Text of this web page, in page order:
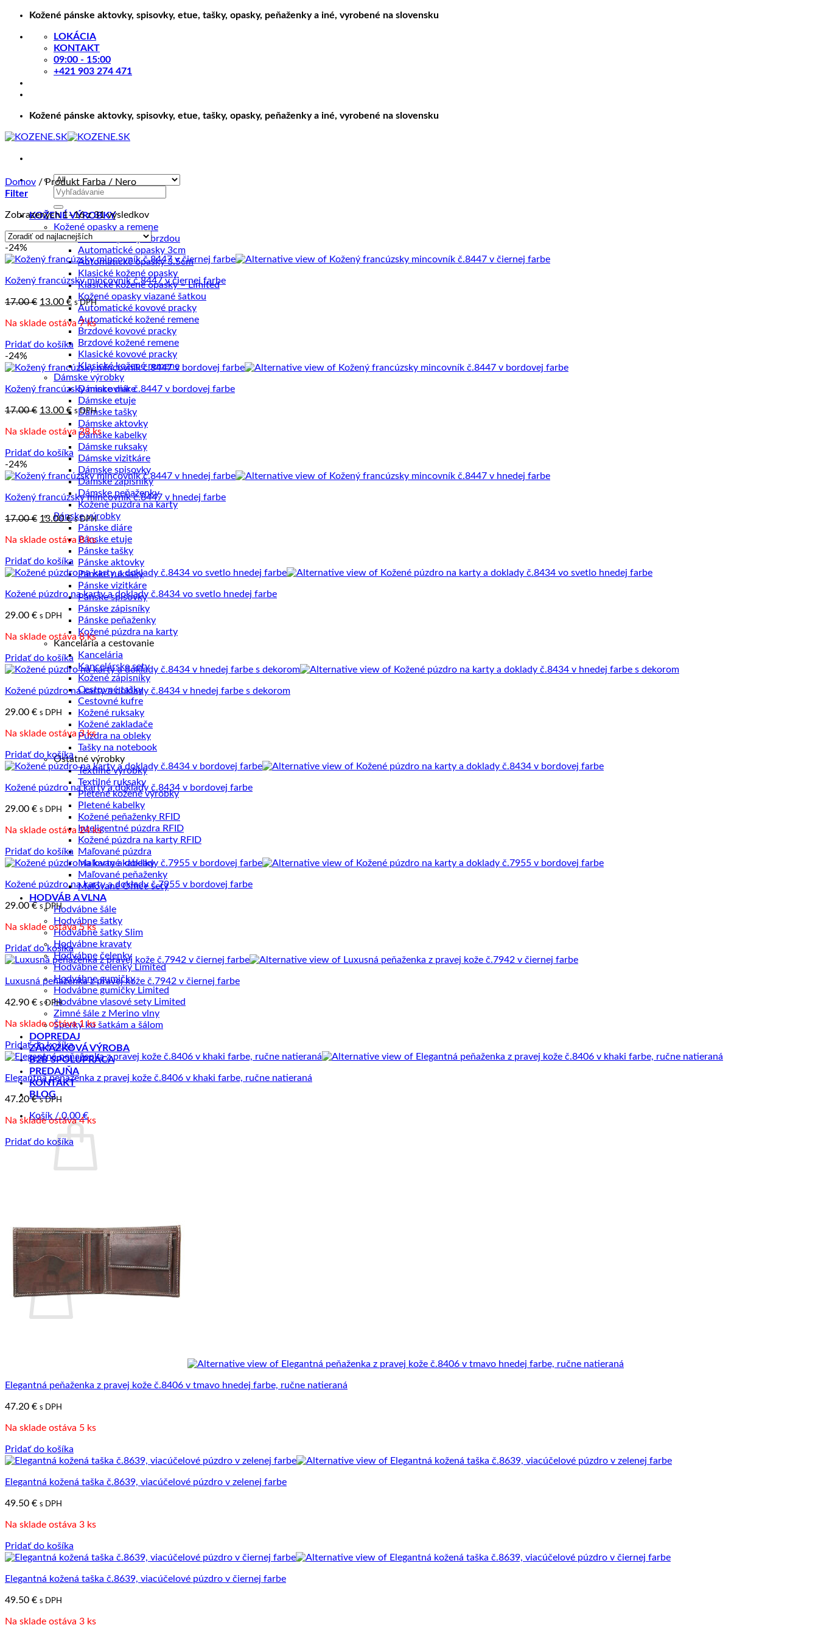
Skip
content
Kožené pánske aktovky, spisovky, etue, tašky, opasky, peňaženky a iné, vyrobené na slovensku
LOKÁCIA
KONTAKT
09:00 - 15:00
+421 903 274 471
Kožené pánske aktovky, spisovky, etue, tašky, opasky, peňaženky a iné, vyrobené na slovensku
Hľadať:
KOŽENÉ VÝROBKY
Kožené opasky a remene
Kožené opasky s brzdou
Automatické opasky 3cm
Automatické opasky 3.5cm
Klasické kožené opasky
Klasické kožené opasky – Limited
Kožené opasky viazané šatkou
Automatické kovové pracky
Automatické kožené remene
Brzdové kovové pracky
Brzdové kožené remene
Klasické kovové pracky
Klasické kožené remene
Dámske výrobky
Dámske diáre
Dámske etuje
Dámske tašky
Dámske aktovky
Dámske kabelky
Dámske ruksaky
Dámske vizitkáre
Dámske spisovky
Dámske zápisníky
Dámske peňaženky
Kožené púzdra na karty
Pánske výrobky
Pánske diáre
Pánske etuje
Pánske tašky
Pánske aktovky
Pánske ruksaky
Pánske vizitkáre
Pánske spisovky
Pánske zápisníky
Pánske peňaženky
Kožené púzdra na karty
Kancelária a cestovanie
Kancelária
Kancelárske sety
Kožené zápisníky
Cestovné tašky
Cestovné kufre
Kožené ruksaky
Kožené zakladače
Púzdra na obleky
Tašky na notebook
Ostatné výrobky
Textilné výrobky
Textilné ruksaky
Pletené kožené výrobky
Pletené kabelky
Kožené peňaženky RFID
Inteligentné púzdra RFID
Kožené púzdra na karty RFID
Maľované púzdra
Maľované kabelky
Maľované peňaženky
Maľované Office sety
HODVÁB A VLNA
Hodvábne šále
Hodvábne šatky
Hodvábne šatky Slim
Hodvábne kravaty
Hodvábne čelenky
Hodvábne čelenky Limited
Hodvábne gumičky
Hodvábne gumičky Limited
Hodvábne vlasové sety Limited
Zimné šále z Merino vlny
Šperky ku šatkám a šálom
DOPREDAJ
ZÁKAZKOVÁ VÝROBA
B2B SPOLUPRÁCA
PREDAJŇA
KONTAKT
BLOG
Košík /0.00€
Pokladňa
Košík
Domov /Produkt Farba / Nero
Filter
Zobrazených 1–16 z 31 výsledkovZoradené
podľa
ceny:
od
najnižšej
po
najvyššiu
-24%
Kožený francúzsky mincovník č.8447 v čiernej farbe
17.00€ Pôvodná
bola:
17.00 €.
13.00 €Aktuálna
cena
je:
13.00 €.
s DPH
Na sklade ostáva 7 ks
Pridať do košíka
-24%
Kožený francúzsky mincovník č.8447 v bordovej farbe
17.00€ Pôvodná
bola:
17.00 €.
13.00 €Aktuálna
cena
je:
13.00 €.
s DPH
Na sklade ostáva 28 ks
Pridať do košíka
-24%
Kožený francúzsky mincovník č.8447 v hnedej farbe
17.00€ Pôvodná
bola:
17.00 €.
13.00€Aktuálna
cena
je:
13.00 €.
s DPH
Na sklade ostáva 8 ks
Pridať do košíka
Kožené púzdro na karty a doklady č.8434 vo svetlo hnedej farbe
29.00 € s DPH
Na sklade ostáva 8 ks
Pridať do košíka
Kožené púzdro na karty a doklady č.8434 v hnedej farbe s dekorom
29.00 € s DPH
Na sklade ostáva 3 ks
Pridať do košíka
Kožené púzdro na karty a doklady č.8434 v bordovej farbe
29.00 € s DPH
Na sklade ostáva 24 ks
Pridať do košíka
Kožené púzdro na karty a doklady č.7955 v bordovej farbe
29.00 € s DPH
Na sklade ostáva 5 ks
Pridať do košíka
Luxusná peňaženka z pravej kože č.7942 v čiernej farbe
42.90 € s DPH
Na sklade ostáva 1 ks
Pridať do košíka
Elegantná peňaženka z pravej kože č.8406 v khaki farbe, ručne natieraná
47.20€ s DPH
Na sklade ostáva 4 ks
Pridať do košíka
Elegantná peňaženka z pravej kože č.8406 v tmavo hnedej farbe, ručne natieraná
47.20 € s DPH
Na sklade ostáva 5 ks
Pridať do košíka
Elegantná kožená taška č.8639, viacúčelové púzdro v zelenej farbe
49.50 € s DPH
Na sklade ostáva 3 ks
Pridať do košíka
Elegantná kožená taška č.8639, viacúčelové púzdro v čiernej farbe
49.50 € s DPH
Na sklade ostáva 3 ks